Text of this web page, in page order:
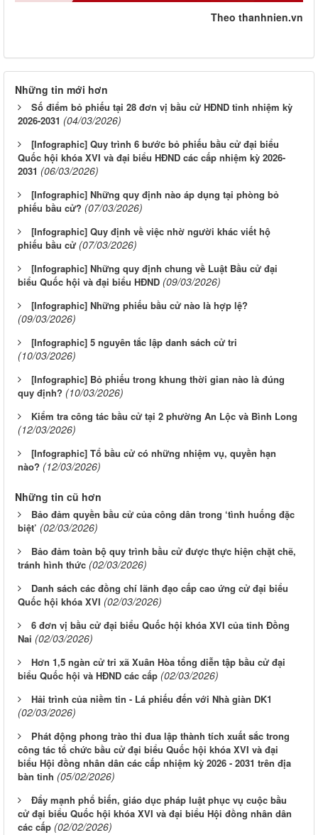
Theo thanhnien.vn
Những tin mới hơn
Số điểm bỏ phiếu tại 28 đơn vị bầu cử HĐND tỉnh nhiệm kỳ
2026-2031 (04/03/2026)
[Infographic] Quy trình 6 bước bỏ phiếu bầu cử đại biểu
Quốc hội khóa XVI và đại biểu HĐND các cấp nhiệm kỳ 2026-
2031 (06/03/2026)
[Infographic] Những quy định nào áp dụng tại phòng bỏ
phiếu bầu cử? (07/03/2026)
[Infographic] Quy định về việc nhờ người khác viết hộ
phiếu bầu cử (07/03/2026)
[Infographic] Những quy định chung về Luật Bầu cử đại
biểu Quốc hội và đại biểu HĐND (09/03/2026)
[Infographic] Những phiếu bầu cử nào là hợp lệ?
(09/03/2026)
[Infographic] 5 nguyên tắc lập danh sách cử tri
(10/03/2026)
[Infographic] Bỏ phiếu trong khung thời gian nào là đúng
quy định? (10/03/2026)
Kiểm tra công tác bầu cử tại 2 phường An Lộc và Bình Long
(12/03/2026)
[Infographic] Tổ bầu cử có những nhiệm vụ, quyền hạn
nào? (12/03/2026)
Những tin cũ hơn
Bảo đảm quyền bầu cử của công dân trong ‘tình huống đặc
biệt’ (02/03/2026)
Bảo đảm toàn bộ quy trình bầu cử được thực hiện chặt chẽ,
tránh hình thức (02/03/2026)
Danh sách các đồng chí lãnh đạo cấp cao ứng cử đại biểu
Quốc hội khóa XVI (02/03/2026)
6 đơn vị bầu cử đại biểu Quốc hội khóa XVI của tỉnh Đồng
Nai (02/03/2026)
Hơn 1,5 ngàn cử tri xã Xuân Hòa tổng diễn tập bầu cử đại
biểu Quốc hội và HĐND các cấp (02/03/2026)
Hải trình của niềm tin - Lá phiếu đến với Nhà giàn DK1
(02/03/2026)
Phát động phong trào thi đua lập thành tích xuất sắc trong
công tác tổ chức bầu cử đại biểu Quốc hội khóa XVI và đại
biểu Hội đồng nhân dân các cấp nhiệm kỳ 2026 - 2031 trên địa
bàn tỉnh (05/02/2026)
Đẩy mạnh phổ biến, giáo dục pháp luật phục vụ cuộc bầu
cử đại biểu Quốc hội khóa XVI và đại biểu Hội đồng nhân dân
các cấp (02/02/2026)